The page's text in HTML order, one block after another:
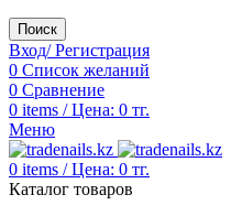
Поиск
Вход/ Регистрация
0 Список желаний
0 Сравнение
0 items / Цена: 0 тг.
Меню
0 items / Цена: 0 тг.
Каталог товаров